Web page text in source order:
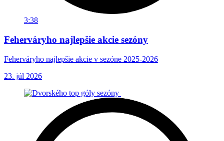
3:38
Feherváryho najlepšie akcie sezóny
Feherváryho najlepšie akcie v sezóne 2025-2026
23. júl 2026